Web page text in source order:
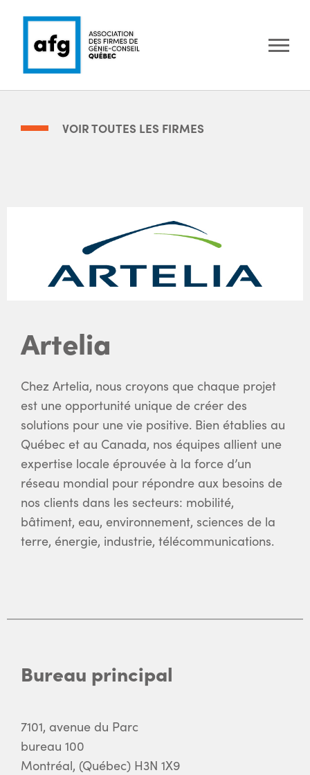
VOIR TOUTES LES FIRMES
Artelia
Chez Artelia, nous croyons que chaque projet
est une opportunité unique de créer des
solutions pour une vie positive. Bien établies au
Québec et au Canada, nos équipes allient une
expertise locale éprouvée à la force d’un
réseau mondial pour répondre aux besoins de
nos clients dans les secteurs: mobilité,
bâtiment, eau, environnement, sciences de la
terre, énergie, industrie, télécommunications.
Bureau principal
7101, avenue du Parc
bureau 100
Montréal, (Québec) H3N 1X9